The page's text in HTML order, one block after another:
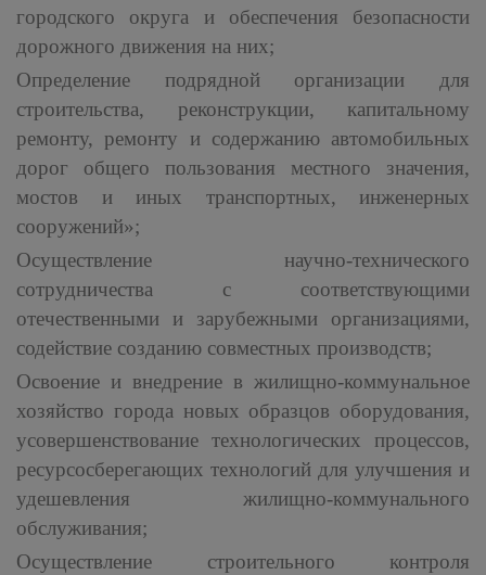
городского округа и обеспечения безопасности
дорожного движения на них;
Определение подрядной организации для
строительства, реконструкции, капитальному
ремонту, ремонту и содержанию автомобильных
дорог общего пользования местного значения,
мостов и иных транспортных, инженерных
сооружений»;
Осуществление научно-технического
сотрудничества с соответствующими
отечественными и зарубежными организациями,
содействие созданию совместных производств;
Освоение и внедрение в жилищно-коммунальное
хозяйство города новых образцов оборудования,
усовершенствование технологических процессов,
ресурсосберегающих технологий для улучшения и
удешевления жилищно-коммунального
обслуживания;
Осуществление строительного контроля